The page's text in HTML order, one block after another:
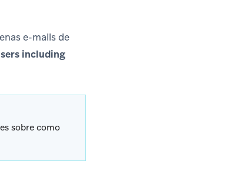
e-mails de
including
sobre como